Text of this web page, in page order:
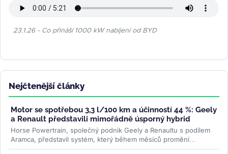
23.1.26 - Co přináší 1000 kW nabíjení od BYD
Nejčtenější články
Motor se spotřebou 3,3 l/100 km a účinností 44 %: Geely
a Renault představili mimořádně úsporný hybrid
Horse Powertrain, společný podnik Geely a Renaultu s podílem
Aramca, představil systém, který během měsíců promění
elektromobilovou...>>